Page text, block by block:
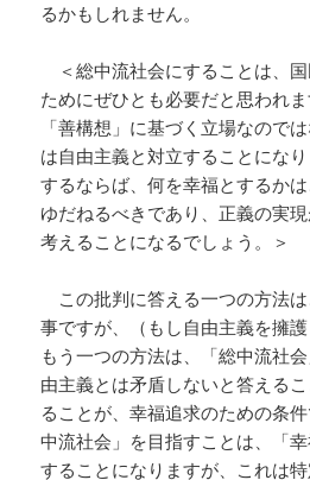
るかもしれません。
＜総中流社会にすることは、
ためにぜひとも必要だと思われ
「善構想」に基づく立場なので
は自由主義と対立することにな
するならば、何を幸福とするか
ゆだねるべきであり、正義の実
考えることになるでしょう。＞
この批判に答える一つの方法
事ですが、（もし自由主義を擁護
もう一つの方法は、「総中流社
由主義とは矛盾しないと答える
ることが、幸福追求のための条
中流社会」を目指すことは、「
することになりますが、これは